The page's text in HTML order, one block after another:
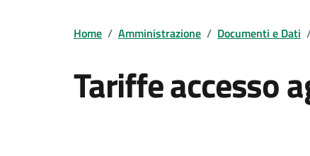
Home / Amministrazione / Documenti e Dati
Tariffe accesso